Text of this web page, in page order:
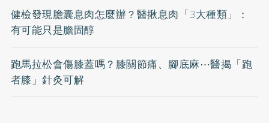
健檢發現膽囊息肉怎麼辦？醫揪息肉「3大種類」：
有可能只是膽固醇
跑馬拉松會傷膝蓋嗎？膝關節痛、腳底麻⋯醫揭「跑
者膝」針灸可解